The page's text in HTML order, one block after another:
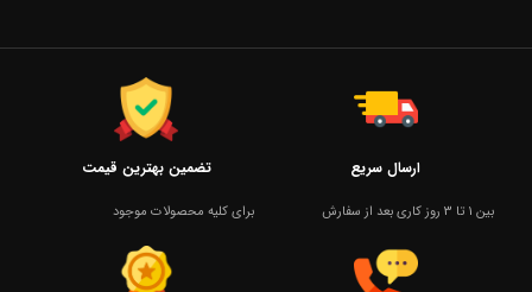
ارسال سریع
بین 1 تا 3 روز کاری بعد از سفارش
تضمین بهترین قیمت
برای کلیه محصولات موجود